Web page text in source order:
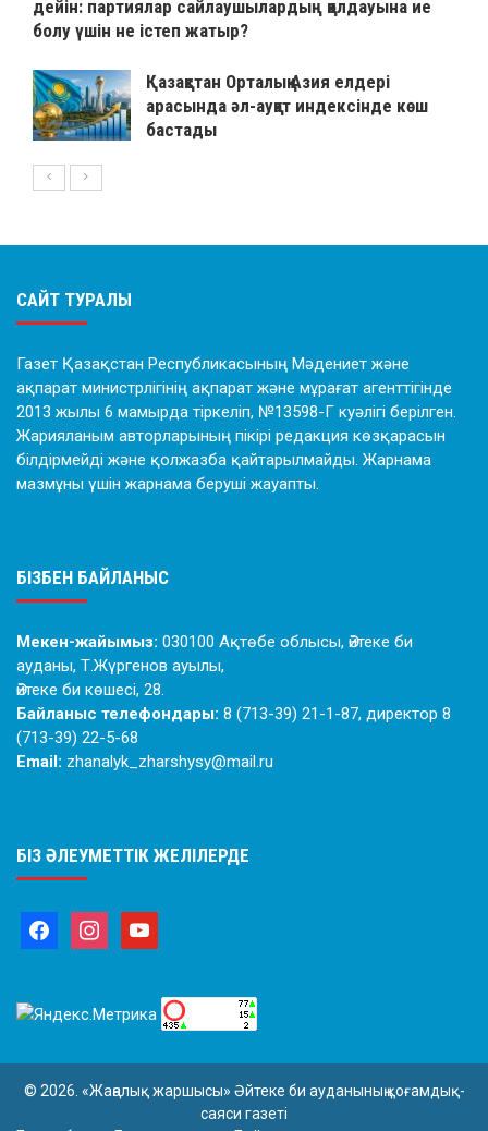
дейін: партиялар сайлаушылардың қолдауына ие
болу үшін не істеп жатыр?
Қазақстан Орталық Азия елдері
арасында әл-ауқат индексінде көш
бастады
САЙТ ТУРАЛЫ
Газет Қазақстан Республикасының Мәдениет және
ақпарат министрлігінің ақпарат және мұрағат агенттігінде
2013 жылы 6 мамырда тіркеліп, №13598-Г куәлігі берілген.
Жарияланым авторларының пікірі редакция көзқарасын
білдірмейді және қолжазба қайтарылмайды. Жарнама
мазмұны үшін жарнама беруші жауапты.
БІЗБЕН БАЙЛАНЫС
Мекен-жайымыз: 030100 Ақтөбе облысы, Әйтеке би
ауданы, Т.Жүргенов ауылы,
Әйтеке би көшесі, 28.
Байланыс телефондары: 8 (713-39) 21-1-87, директор 8
(713-39) 22-5-68
Email: zhanalyk_zharshysy@mail.ru
БІЗ ӘЛЕУМЕТТІК ЖЕЛІЛЕРДЕ
© 2026. «Жаңалық жаршысы» Әйтеке би ауданының қоғамдық-
саяси газеті